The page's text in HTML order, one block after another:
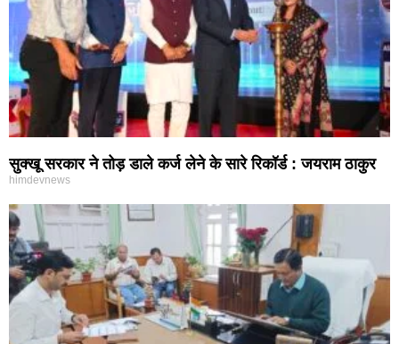
सुक्खू सरकार ने तोड़ डाले कर्ज लेने के सारे रिकॉर्ड : जयराम ठाकुर
himdevnews